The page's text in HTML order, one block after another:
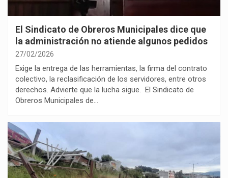
El Sindicato de Obreros Municipales dice que
la administración no atiende algunos pedidos
27/02/2026
Exige la entrega de las herramientas, la firma del contrato
colectivo, la reclasificación de los servidores, entre otros
derechos. Advierte que la lucha sigue. El Sindicato de
Obreros Municipales de…